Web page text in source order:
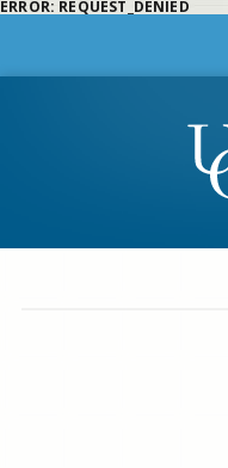
ERROR: REQUEST_DENIED